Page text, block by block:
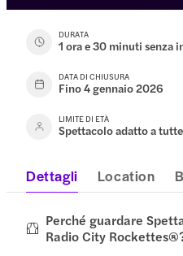
DURATA
1 ora e 30 minuti senza
DATA DI CHIUSURA
Fino 4 gennaio 2026
LIMITE DI ETÀ
Spettacolo adatto a
Dettagli Location
Perché guardare
Radio City